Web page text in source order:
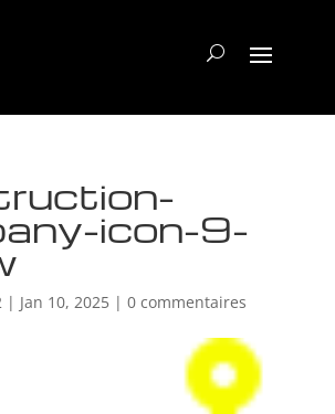
icon-9-
| Jan 10, 2025| 0 commentaires